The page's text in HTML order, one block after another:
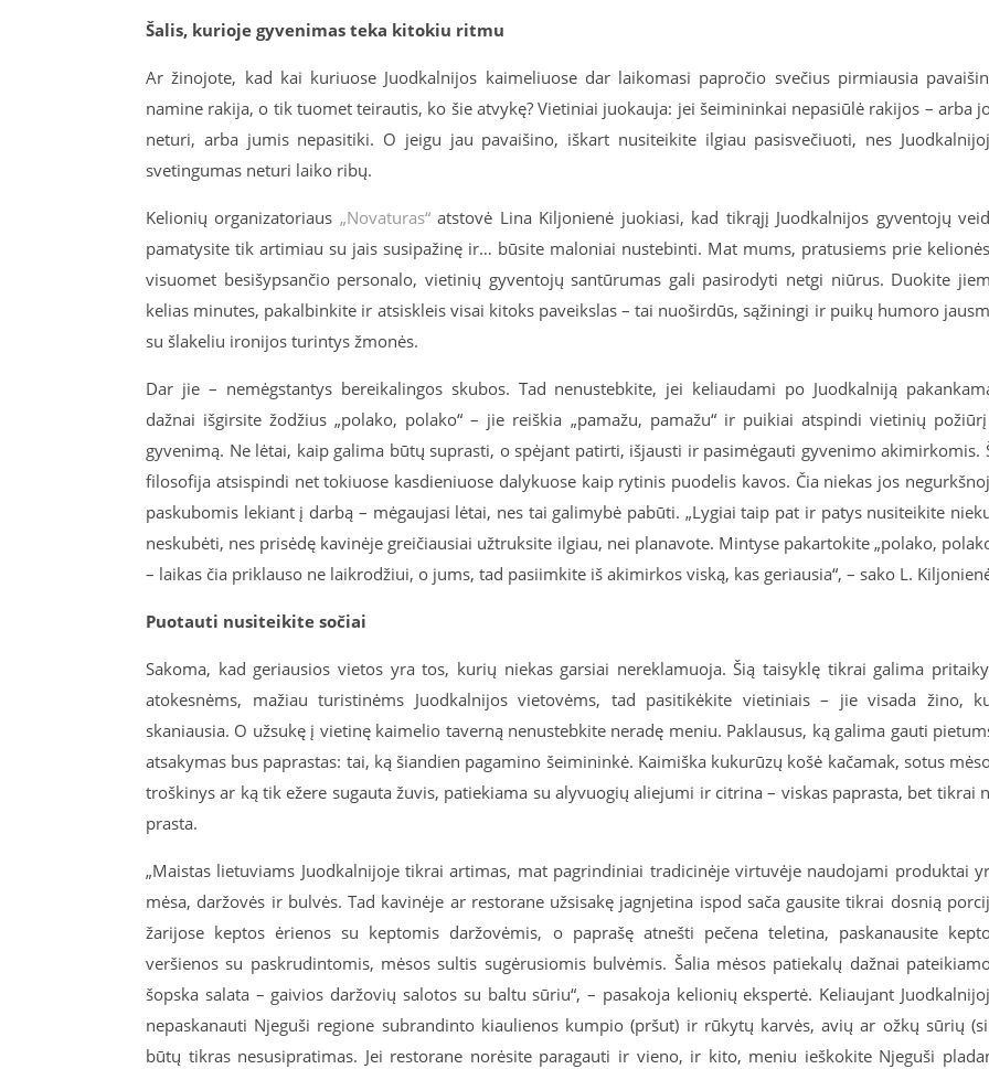
Šalis, kurioje gyvenimas teka kitokiu ritmu
Ar žinojote, kad kai kuriuose Juodkalnijos kaimeliuose dar laikomasi papročio svečius pirmiausia
namine rakija, o tik tuomet teirautis, ko šie atvykę? Vietiniai juokauja: jei šeimininkai nepasiūlė rakijos – arba
neturi, arba jumis nepasitiki. O jeigu jau pavaišino, iškart nusiteikite ilgiau pasisvečiuoti, nes
svetingumas neturi laiko ribų.
Kelionių organizatoriaus „Novaturas“atstovė Lina Kiljonienė juokiasi, kad tikrąjį Juodkalnijos gyventojų
pamatysite tik artimiau su jais susipažinę ir… būsite maloniai nustebinti. Mat mums, pratusiems prie
visuomet besišypsančio personalo, vietinių gyventojų santūrumas gali pasirodyti netgi niūrus. Duokite
kelias minutes, pakalbinkite ir atsiskleis visai kitoks paveikslas – tai nuoširdūs, sąžiningi ir puikų humoro
su šlakeliu ironijos turintys žmonės.
Dar jie – nemėgstantys bereikalingos skubos. Tad nenustebkite, jei keliaudami po Juodkalniją
dažnai išgirsite žodžius „polako, polako“ – jie reiškia „pamažu, pamažu“ ir puikiai atspindi vietinių
gyvenimą. Ne lėtai, kaip galima būtų suprasti, o spėjant patirti, išjausti ir pasimėgauti gyvenimo akimirkomis.
filosofija atsispindi net tokiuose kasdieniuose dalykuose kaip rytinis puodelis kavos. Čia niekas jos
paskubomis lekiant į darbą – mėgaujasi lėtai, nes tai galimybė pabūti. „Lygiai taip pat ir patys nusiteikite
neskubėti, nes prisėdę kavinėje greičiausiai užtruksite ilgiau, nei planavote. Mintyse pakartokite „polako,
– laikas čia priklauso ne laikrodžiui, o jums, tad pasiimkite iš akimirkos viską, kas geriausia“, – sako L.
Puotauti nusiteikite sočiai
Sakoma, kad geriausios vietos yra tos, kurių niekas garsiai nereklamuoja. Šią taisyklę tikrai galima
atokesnėms, mažiau turistinėms Juodkalnijos vietovėms, tad pasitikėkite vietiniais – jie visada žino,
skaniausia. O užsukę į vietinę kaimelio taverną nenustebkite neradę meniu. Paklausus, ką galima gauti
atsakymas bus paprastas: tai, ką šiandien pagamino šeimininkė. Kaimiška kukurūzų košė kačamak, sotus
troškinys ar ką tik ežere sugauta žuvis, patiekiama su alyvuogių aliejumi ir citrina – viskas paprasta, bet tikrai
prasta.
„Maistas lietuviams Juodkalnijoje tikrai artimas, mat pagrindiniai tradicinėje virtuvėje naudojami produktai
mėsa, daržovės ir bulvės. Tad kavinėje ar restorane užsisakę jagnjetina ispod sača gausite tikrai dosnią
žarijose keptos ėrienos su keptomis daržovėmis, o paprašę atnešti pečena teletina, paskanausite
veršienos su paskrudintomis, mėsos sultis sugėrusiomis bulvėmis. Šalia mėsos patiekalų dažnai
šopska salata – gaivios daržovių salotos su baltu sūriu“, – pasakoja kelionių ekspertė. Keliaujant
nepaskanauti Njeguši regione subrandinto kiaulienos kumpio (pršut) ir rūkytų karvės, avių ar ožkų sūrių
būtų tikras nesusipratimas. Jei restorane norėsite paragauti ir vieno, ir kito, meniu ieškokite Njeguši